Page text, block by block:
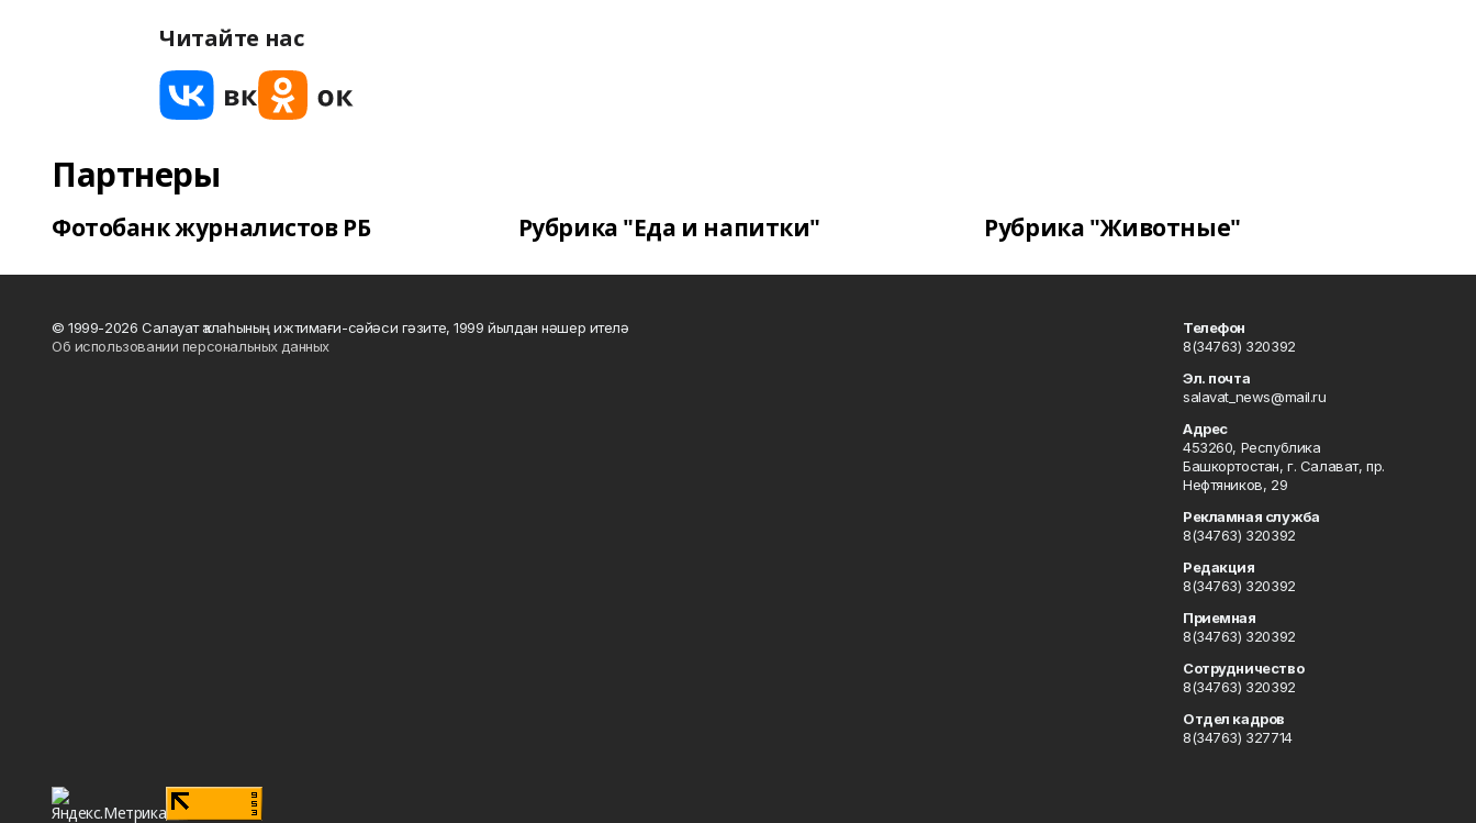
Читайте нас
Партнеры
Фотобанк журналистов РБ Рубрика "Еда и напитки" Рубрика "Животные"
© 1999-2026 Салауат ҡалаһының ижтимағи-сәйәси гәзите, 1999 йылдан нәшер ителә
Об использовании персональных данных
Телефон
8(34763) 320392
Эл. почта
salavat_news@mail.ru
Адрес
453260, Республика
Башкортостан, г. Салават, пр.
Нефтяников, 29
Рекламная служба
8(34763) 320392
Редакция
8(34763) 320392
Приемная
8(34763) 320392
Сотрудничество
8(34763) 320392
Отдел кадров
8(34763) 327714